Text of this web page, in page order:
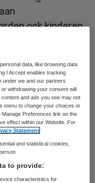
ook kinderen
Voor dit
genoemd, zijn
het is onduidelijk
en
Leiden
data, like browsing data
I Accept enables tracking
under we and our partners
withdrawing your consent will
and ads you see may not
menu to change your choices or
Preferences link on the
effect within our Website. For
Statement
and statistical cookies,
to provide:
characteristics for